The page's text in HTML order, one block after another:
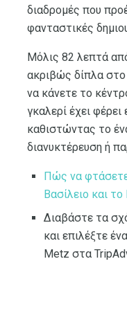
διαδρομές που
φανταστικές
Μόλις 82 λεπτά
ακριβώς δίπλα
να κάνετε το
γκαλερί έχει
καθιστώντας το
διανυκτέρευση ή
Πώς να
Βασίλειο και
Διαβάστε τα
και επιλέξτε
Metz στα